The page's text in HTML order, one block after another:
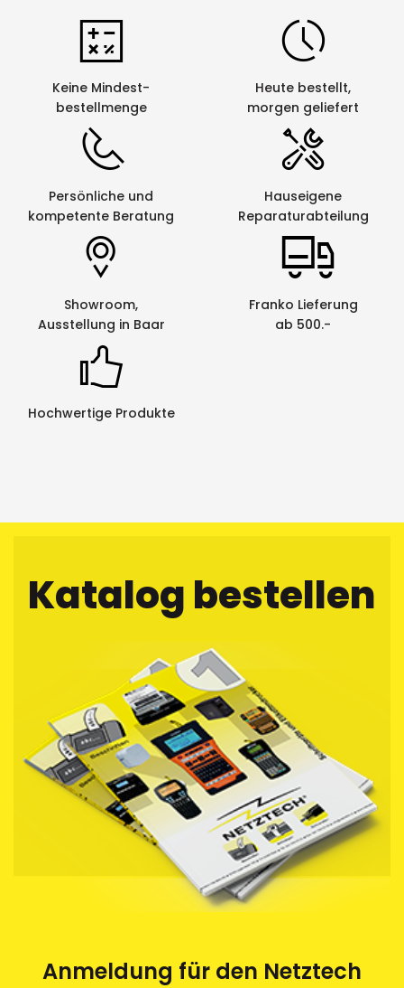
Funktionalitäten
Mehrfarbiges
Autom.
Bandabschneider
ja
Dateiimport
Netzwerkfähig ja
Keine Mindest-
bestellmenge
Heute bestellt,
morgen geliefert
Persönliche und
kompetente Beratung
Hauseigene
Reparaturabteilung
Showroom,
Ausstellung in Baar
Franko Lieferung
ab 500.-
Hochwertige Produkte
Katalog bestellen
Anmeldung für den Netztech